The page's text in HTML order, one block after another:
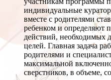
индивидуальные
вместе с родителями
ребенком и определяют
действий, необходимых
целей. Главная задача
родителями и
максимальной
сверстников, в объеме,